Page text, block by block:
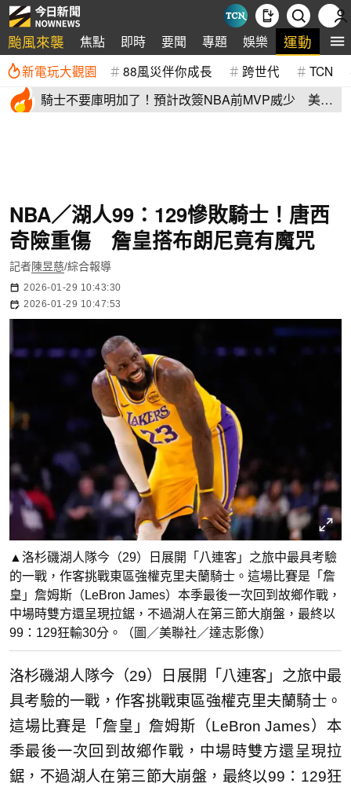
颱風來襲 焦點 即時 要聞 專題 娛樂 運動 全
新電玩大觀園 88風災伴你成長 跨世代 TCN
騎士不要庫明加了！預計改簽NBA前MVP威少 美
NBA／湖人99：129慘敗騎士！唐西
奇險重傷 詹皇搭布朗尼竟有魔咒
記者陳昱慈/綜合報導
2026-01-29 10:43:30
2026-01-29 10:47:53
▲洛杉磯湖人隊今（29）日展開「八連客」之旅中最具考驗
的一戰，作客挑戰東區強權克里夫蘭騎士。這場比賽是「詹
皇」詹姆斯（LeBron James）本季最後一次回到故鄉作戰，
中場時雙方還呈現拉鋸，不過湖人在第三節大崩盤，最終以
99：129狂輸30分。（圖／美聯社／達志影像）
洛杉磯湖人隊今（29）日展開「八連客」之旅中最
具考驗的一戰，作客挑戰東區強權克里夫蘭騎士。
這場比賽是「詹皇」詹姆斯（LeBron James）本
季最後一次回到故鄉作戰，中場時雙方還呈現拉
鋸，不過湖人在第三節大崩盤，最終以99：129狂